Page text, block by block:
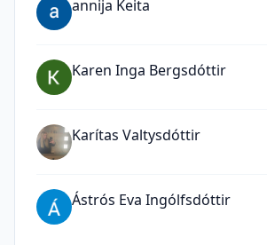
annija Keita
Karen Inga Bergsdóttir
Karítas Valtysdóttir
Ástrós Eva Ingólfsdóttir